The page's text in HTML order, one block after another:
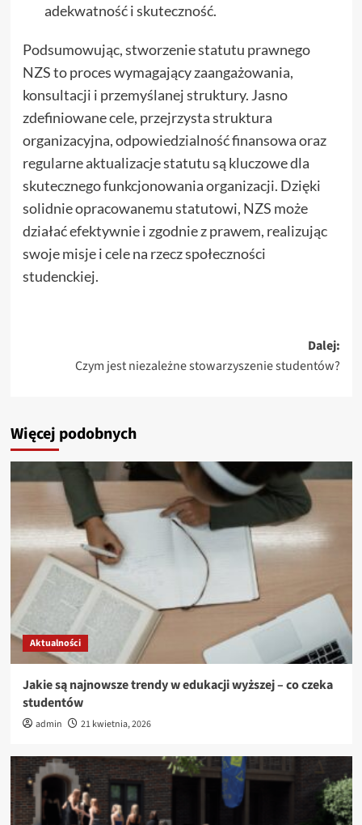
adekwatność i skuteczność.
Podsumowując, stworzenie statutu prawnego
NZS to proces wymagający zaangażowania,
konsultacji i przemyślanej struktury. Jasno
zdefiniowane cele, przejrzysta struktura
organizacyjna, odpowiedzialność finansowa oraz
regularne aktualizacje statutu są kluczowe dla
skutecznego funkcjonowania organizacji. Dzięki
solidnie opracowanemu statutowi, NZS może
działać efektywnie i zgodnie z prawem, realizując
swoje misje i cele na rzecz społeczności
studenckiej.
wpisy
Dalej:
Czym jest niezależne stowarzyszenie studentów?
Więcej podobnych
Aktualności
Jakie są najnowsze trendy w edukacji wyższej – co czeka
studentów
admin 21 kwietnia, 2026